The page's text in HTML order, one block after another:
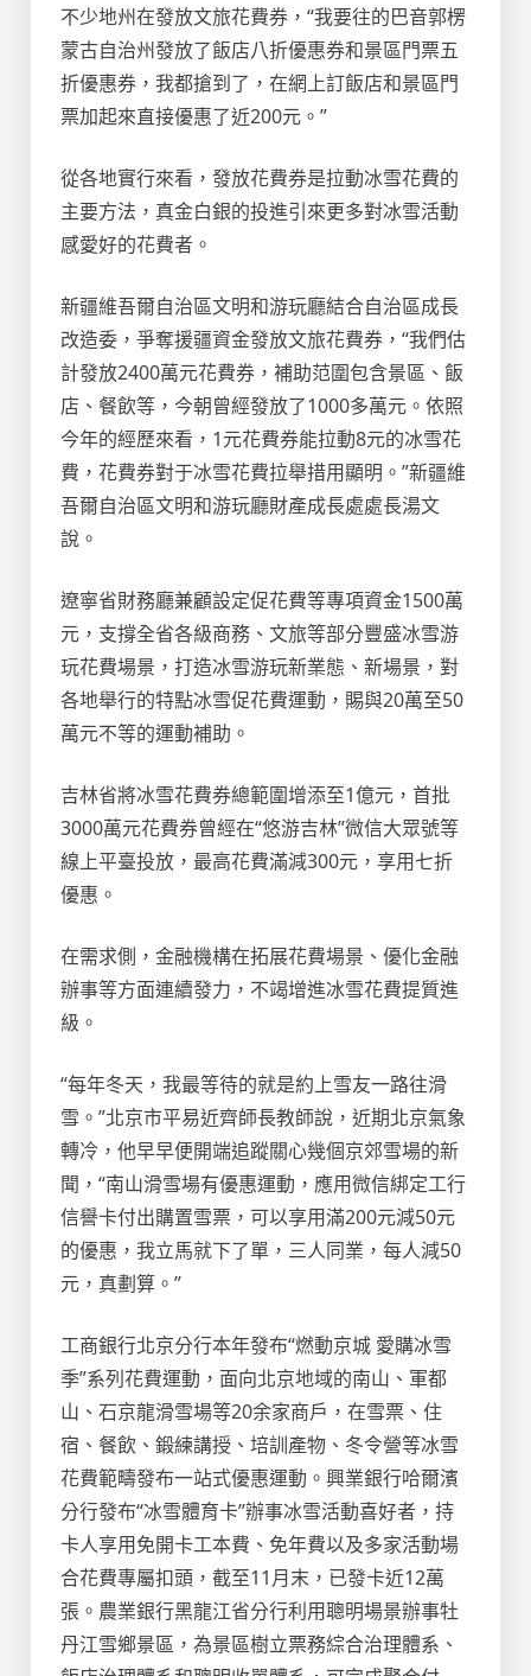
不少地州在發放文旅花費券，“我要往的巴音郭楞
蒙古自治州發放了飯店八折優惠券和景區門票五
折優惠券，我都搶到了，在網上訂飯店和景區門
票加起來直接優惠了近200元。”
從各地實行來看，發放花費券是拉動冰雪花費的
主要方法，真金白銀的投進引來更多對冰雪活動
感愛好的花費者。
新疆維吾爾自治區文明和游玩廳結合自治區成長
改造委，爭奪援疆資金發放文旅花費券，“我們估
計發放2400萬元花費券，補助范圍包含景區、飯
店、餐飲等，今朝曾經發放了1000多萬元。依照
今年的經歷來看，1元花費券能拉動8元的冰雪花
費，花費券對于冰雪花費拉舉措用顯明。”新疆維
吾爾自治區文明和游玩廳財產成長處處長湯文
說。
遼寧省財務廳兼顧設定促花費等專項資金1500萬
元，支撐全省各級商務、文旅等部分豐盛冰雪游
玩花費場景，打造冰雪游玩新業態、新場景，對
各地舉行的特點冰雪促花費運動，賜與20萬至50
萬元不等的運動補助。
吉林省將冰雪花費券總範圍增添至1億元，首批
3000萬元花費券曾經在“悠游吉林”微信大眾號等
線上平臺投放，最高花費滿減300元，享用七折
優惠。
在需求側，金融機構在拓展花費場景、優化金融
辦事等方面連續發力，不竭增進冰雪花費提質進
級。
“每年冬天，我最等待的就是約上雪友一路往滑
雪。”北京市平易近齊師長教師說，近期北京氣象
轉冷，他早早便開端追蹤關心幾個京郊雪場的新
聞，“南山滑雪場有優惠運動，應用微信綁定工行
信譽卡付出購置雪票，可以享用滿200元減50元
的優惠，我立馬就下了單，三人同業，每人減50
元，真劃算。”
工商銀行北京分行本年發布“燃動京城 愛購冰雪
季”系列花費運動，面向北京地域的南山、軍都
山、石京龍滑雪場等20余家商戶，在雪票、住
宿、餐飲、鍛練講授、培訓產物、冬令營等冰雪
花費範疇發布一站式優惠運動。興業銀行哈爾濱
分行發布“冰雪體育卡”辦事冰雪活動喜好者，持
卡人享用免開卡工本費、免年費以及多家活動場
合花費專屬扣頭，截至11月末，已發卡近12萬
張。農業銀行黑龍江省分行利用聰明場景辦事牡
丹江雪鄉景區，為景區樹立票務綜合治理體系、